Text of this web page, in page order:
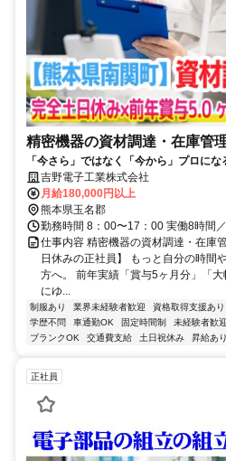
精密機器の資材調達・在庫管
「今さら」ではなく「今から」プロ
問 資格取得支援と破格の待遇。
吉野電子工業株式会社
月給180,000円以上
熊本県玉名郡
勤務時間 8：00〜17：00 実働8時間
仕事内容 精密機器の資材調達・在庫
日休みの正社員】 もっと自分の時間
方へ。 前年実績「賞与5ヶ月分」「
にゆ...
制服あり 業界未経験者歓迎 資格取得支援あり
学歴不問
車通勤OK 固定時間制 未経験者歓迎
ブランクOK
交通費支給 土日祝休み 昇給あり
正社員